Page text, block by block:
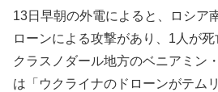
13日早朝の外電によると、ロシア
ローンによる攻撃があり、1人が死
クラスノダール地方のベニアミン
は「ウクライナのドローンがテム